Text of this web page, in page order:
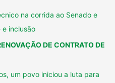
na corrida ao Senado e
inclusão
DE CONTRATO DE
um povo iniciou a luta para